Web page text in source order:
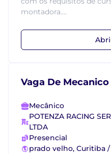
montadora....
Vaga De
Mecânico
POTENZA RACING
LTDA
Presencial
prado velho, Curitiba /